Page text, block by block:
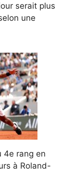
serait plus
une
4e rang en
à Roland-